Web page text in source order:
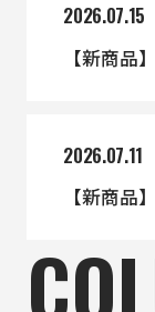
2026.07.15
【新商
2026.07.11
【新商